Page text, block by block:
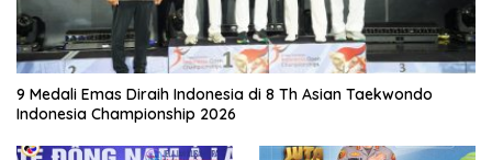
9 Medali Emas Diraih Indonesia di 8 Th Asian Taekwondo
Indonesia Championship 2026